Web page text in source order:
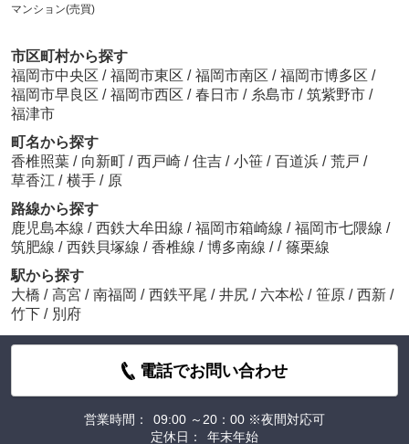
マンション(売買)
市区町村から探す
福岡市中央区 / 福岡市東区 / 福岡市南区 / 福岡市博多区 /
福岡市早良区 / 福岡市西区 / 春日市 / 糸島市 / 筑紫野市 /
福津市
町名から探す
香椎照葉 / 向新町 / 西戸崎 / 住吉 / 小笹 / 百道浜 / 荒戸 /
草香江 / 横手 / 原
路線から探す
鹿児島本線 / 西鉄大牟田線 / 福岡市箱崎線 / 福岡市七隈線 /
筑肥線 / 西鉄貝塚線 / 香椎線 / 博多南線 / / 篠栗線
駅から探す
大橋 / 高宮 / 南福岡 / 西鉄平尾 / 井尻 / 六本松 / 笹原 / 西新 /
竹下 / 別府
電話でお問い合わせ
営業時間：
09:00 ～20：00 ※夜間対応可
定休日：
年末年始